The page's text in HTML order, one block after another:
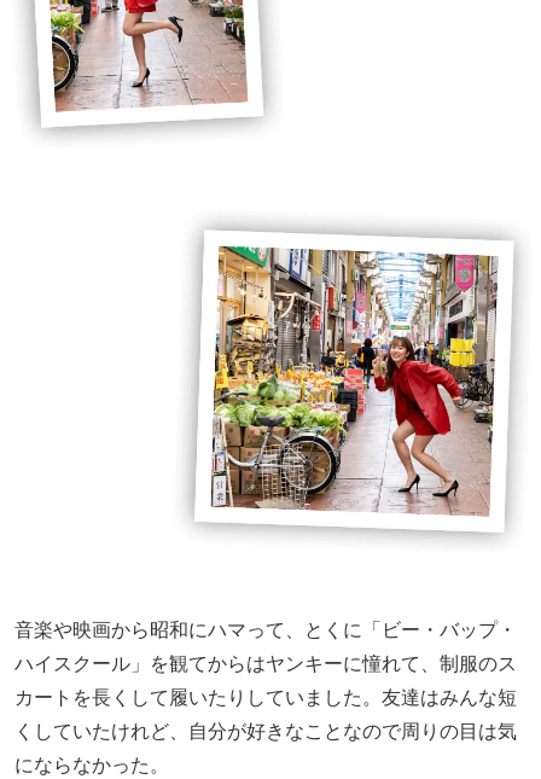
音楽や映画から昭和にハマって、とくに「ビー・バップ・
ハイスクール」を観てからはヤンキーに憧れて、制服のス
カートを長くして履いたりしていました。友達はみんな短
くしていたけれど、自分が好きなことなので周りの目は気
にならなかった。